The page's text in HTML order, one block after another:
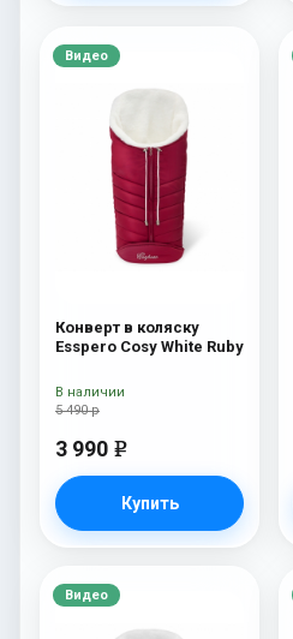
Видео
Конверт в коляску
Esspero Cosy White Ruby
5 490 р
3 990 e
Купить
В наличии
Видео